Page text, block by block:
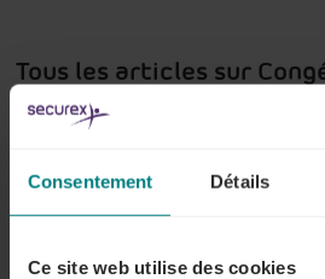
Consentement Détails
Ce site web utilise des cookies
Tous les articles sur
cas de naissance
Notion de congé de